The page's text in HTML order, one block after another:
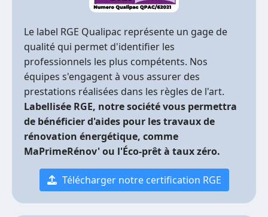
Le label RGE Qualipac représente un gage de
qualité qui permet d'identifier les
professionnels les plus compétents. Nos
équipes s'engagent à vous assurer des
prestations réalisées dans les règles de l'art.
Labellisée RGE, notre société vous permettra
de bénéficier d'aides pour les travaux de
rénovation énergétique, comme
MaPrimeRénov' ou l'Éco-prêt à taux zéro.
Télécharger notre certification RGE